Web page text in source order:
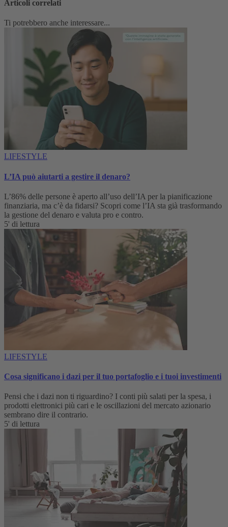
Articoli correlati
Ti potrebbero anche interessare...
LIFESTYLE
L’IA può aiutarti a gestire il denaro?
L’86% delle persone è aperto all’uso dell’IA per la pianificazione
finanziaria, ma c’è da fidarsi? Scopri come l’IA sta già trasformando
la gestione del denaro e valuta pro e contro.
5' di lettura
LIFESTYLE
Cosa significano i dazi per il tuo portafoglio e i tuoi investimenti
Pensi che i dazi non ti riguardino? I conti più salati per la spesa, i
prodotti elettronici più cari e le oscillazioni del mercato azionario
sembrano dire il contrario.
5' di lettura